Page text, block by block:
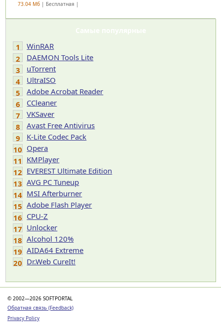
73.04 Мб| Бесплатная |
Самые популярные
1
WinRAR
2
DAEMON Tools Lite
3
uTorrent
4
UltraISO
5
Adobe Acrobat Reader
6
CCleaner
7
VKSaver
8
Avast Free Antivirus
9
K-Lite Codec Pack
10 Opera
11 KMPlayer
12 EVEREST Ultimate Edition
13 AVG PC Tuneup
14 MSI Afterburner
15 Adobe Flash Player
16 CPU-Z
17 Unlocker
18 Alcohol 120%
19 AIDA64 Extreme
20 Dr.Web CureIt!
© 2002—2026 SOFTPORTAL
Обратная связь (Feedback)
Privacy Policy